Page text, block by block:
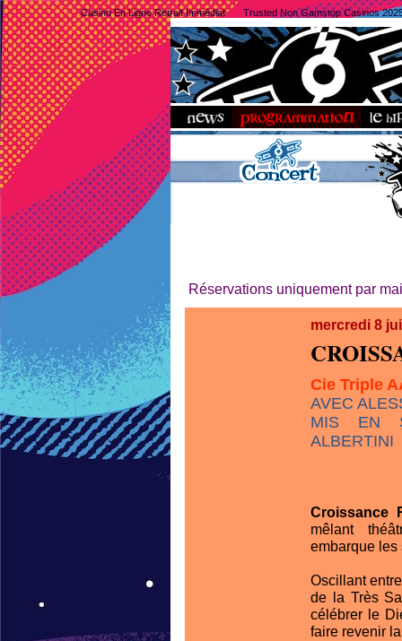
Casino En Ligne Retrait Immédiat Trusted Non Gamstop Casinos
Réservations uniquement par
mercredi 8
Cie Triple
AVEC
MIS EN
ALBERTINI
Croissance
mêlant
embarque les
Oscillant
de la Très
célébrer le
faire revenir